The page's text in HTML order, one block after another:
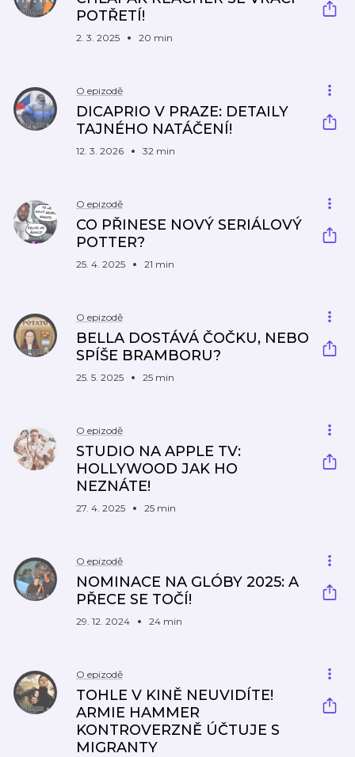
POTŘETÍ!
2. 3. 2025 20 min
O epizodě
DICAPRIO V PRAZE: DETAILY
TAJNÉHO NATÁČENÍ!
12. 3. 2026 32 min
O epizodě
CO PŘINESE NOVÝ SERIÁLOVÝ
POTTER?
25. 4. 2025 21 min
O epizodě
BELLA DOSTÁVÁ ČOČKU, NEBO
SPÍŠE BRAMBORU?
25. 5. 2025 25 min
O epizodě
STUDIO NA APPLE TV:
HOLLYWOOD JAK HO
NEZNÁTE!
27. 4. 2025 25 min
O epizodě
NOMINACE NA GLÓBY 2025: A
PŘECE SE TOČÍ!
29. 12. 2024 24 min
O epizodě
TOHLE V KINĚ NEUVIDÍTE!
ARMIE HAMMER
KONTROVERZNĚ ÚČTUJE S
MIGRANTY